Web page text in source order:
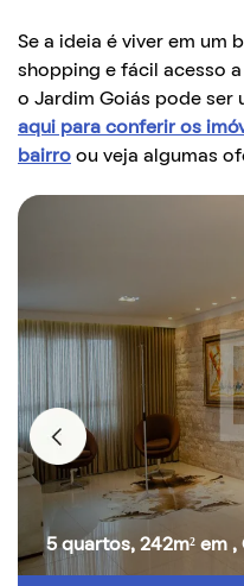
Se a ideia é viver em um
shopping e fácil acesso
o Jardim Goiás pode ser
aqui para conferir os
bairro ou veja algumas
5 quartos, 242m² em ,